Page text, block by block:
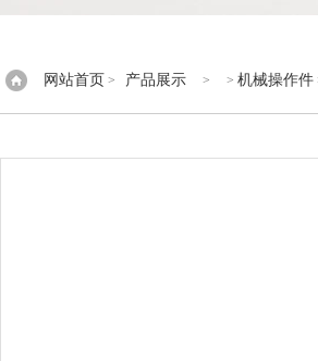
网站首页 > 产品展示 > > 机械操作件